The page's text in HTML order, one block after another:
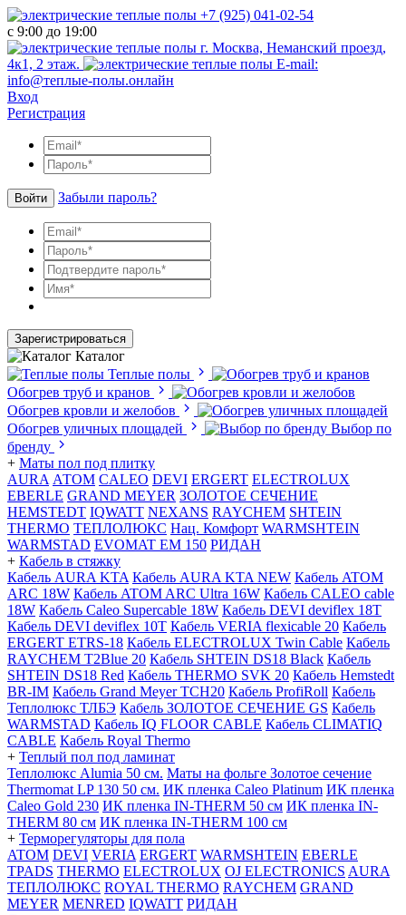
+7 (925) 041-02-54
с 9:00 до 19:00
г. Москва, Неманский проезд,
4к1, 2 этаж.
E-mail:
info@теплые-полы.онлайн
Вход
Регистрация
Войти Забыли пароль?
Зарегистрироваться
Каталог
Теплые полы
Обогрев труб и кранов
Обогрев кровли и желобов
Обогрев уличных площадей
Выбор по
бренду
+ Маты пол под плитку
AURA АТОМ CALEO DEVI ERGERT ELECTROLUX
EBERLE GRAND MEYER ЗОЛОТОЕ СЕЧЕНИЕ
HEMSTEDT IQWATT NEXANS RAYCHEM SHTEIN
THERMO ТЕПЛОЛЮКС Нац. Комфорт WARMSHTEIN
WARMSTAD EVOMAT EM 150 РИДАН
+ Кабель в стяжку
Кабель AURA KTA Кабель AURA KTA NEW Кабель ATOM
ARC 18W Кабель ATOM ARC Ultra 16W Кабель CALEO cable
18W Кабель Caleo Supercable 18W Кабель DEVI deviflex 18T
Кабель DEVI deviflex 10T Кабель VERIA flexicable 20 Кабель
ERGERT ETRS-18 Кабель ELECTROLUX Twin Cable Кабель
RAYCHEM T2Blue 20 Кабель SHTEIN DS18 Black Кабель
SHTEIN DS18 Red Кабель THERMO SVK 20 Кабель Hemstedt
BR-IM Кабель Grand Meyer TCH20 Кабель ProfiRoll Кабель
Теплолюкс ТЛБЭ Кабель ЗОЛОТОЕ СЕЧЕНИЕ GS Кабель
WARMSTAD Кабель IQ FLOOR CABLE Кабель CLIMATIQ
CABLE Кабель Royal Thermo
+ Теплый пол под ламинат
Теплолюкс Alumia 50 см. Маты на фольге Золотое сечение
Thermomat LP 130 50 cм. ИК пленка Caleo Platinum ИК пленка
Caleo Gold 230 ИК пленка IN-THERM 50 см ИК пленка IN-
THERM 80 см ИК пленка IN-THERM 100 см
+ Терморегуляторы для пола
ATOM DEVI VERIA ERGERT WARMSHTEIN EBERLE
TPADS THERMO ELECTROLUX OJ ELECTRONICS AURA
ТЕПЛОЛЮКС ROYAL THERMO RAYCHEM GRAND
MEYER MENRED IQWATT РИДАН